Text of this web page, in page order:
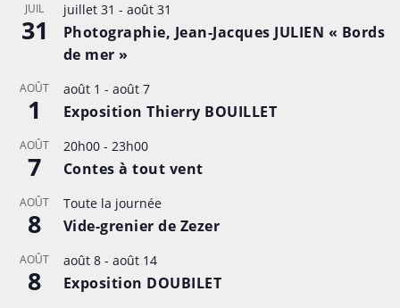
JUIL
31
juillet 31 - août 31
Photographie, Jean-Jacques JULIEN « Bords
de mer »
AOÛT
1
août 1 - août 7
Exposition Thierry BOUILLET
AOÛT
7
20h00- 23h00
Contes à tout vent
AOÛT
8
Toute la journée
Vide-grenier de Zezer
AOÛT
8
août 8- août 14
Exposition DOUBILET